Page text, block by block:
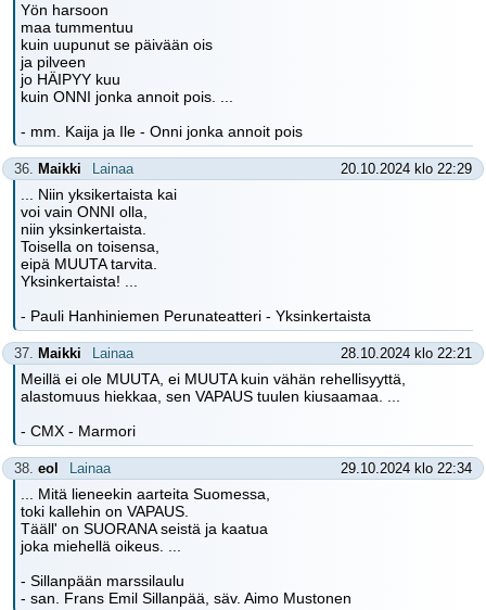
Yön harsoon
maa tummentuu
kuin uupunut se päivään ois
ja pilveen
jo HÄIPYY kuu
kuin ONNI jonka annoit pois. ...
- mm. Kaija ja Ile - Onni jonka annoit pois
36. Maikki Lainaa 20.10.2024 klo 22:29
... Niin yksikertaista kai
voi vain ONNI olla,
niin yksinkertaista.
Toisella on toisensa,
eipä MUUTA tarvita.
Yksinkertaista! ...
- Pauli Hanhiniemen Perunateatteri - Yksinkertaista
37. Maikki Lainaa 28.10.2024 klo 22:21
Meillä ei ole MUUTA, ei MUUTA kuin vähän rehellisyyttä,
alastomuus hiekkaa, sen VAPAUS tuulen kiusaamaa. ...
- CMX - Marmori
38. eol Lainaa 29.10.2024 klo 22:34
... Mitä lieneekin aarteita Suomessa,
toki kallehin on VAPAUS.
Tääll' on SUORANA seistä ja kaatua
joka miehellä oikeus. ...
- Sillanpään marssilaulu
- san. Frans Emil Sillanpää, säv. Aimo Mustonen